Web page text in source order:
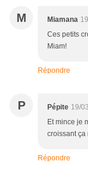
M Miamana
Ces petits
Miam!
Répondre
P Pépite 19/
Et mince je
croissant ça
Répondre